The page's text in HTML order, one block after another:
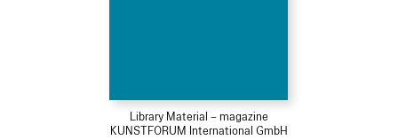
Library Material – magazine
KUNSTFORUM International GmbH